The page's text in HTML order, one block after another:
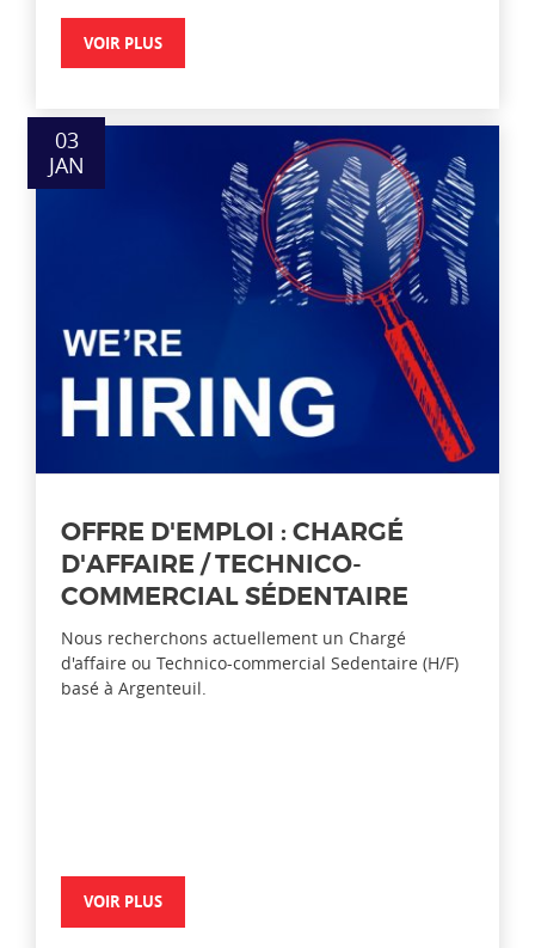
VOIR PLUS
03
JAN
OFFRE D'EMPLOI : CHARGÉ
D'AFFAIRE / TECHNICO-
COMMERCIAL SÉDENTAIRE
Nous recherchons actuellement un Chargé
d'affaire ou Technico-commercial Sedentaire (H/F)
basé à Argenteuil.
VOIR PLUS